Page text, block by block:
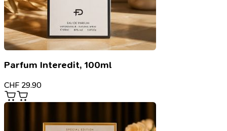
Parfum Interedit, 100ml
CHF 29.90